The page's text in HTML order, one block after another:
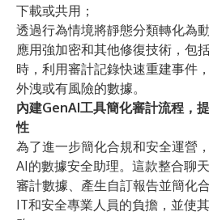
下載或共用；
透過行為情境將靜態分類轉化為
應用強加密和其他修復技術，包
時，利用審計記錄快速重建事件
外洩或有風險的數據。
內建GenAI工具簡化審計流程，
性
為了進一步簡化合規和安全運營
AI的數據安全助理。這款整合聊
審計數據、產生自訂報告並簡化
IT和安全專業人員的負擔，並使